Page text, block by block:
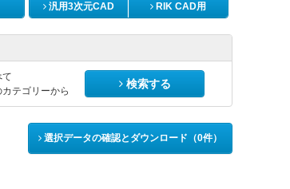
汎用3次元CAD RIK CAD用
て
カテゴリーから
検索する
選択データの確認とダウンロード（0件）